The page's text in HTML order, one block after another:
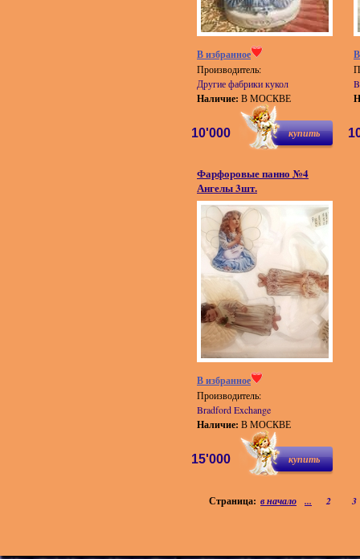
В избранное
Производитель:
Другие фабрики кукол
Наличие: В МОСКВЕ
купить
10'000
Фарфоровые панно №4
Ангелы 3шт.
В избранное
Производитель:
Bradford Exchange
Наличие: В МОСКВЕ
купить
15'000
Страница: в начало ... 2 3